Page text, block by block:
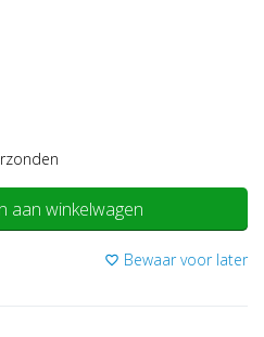
aan winkelwagen
favorite_border Bewaar voor later